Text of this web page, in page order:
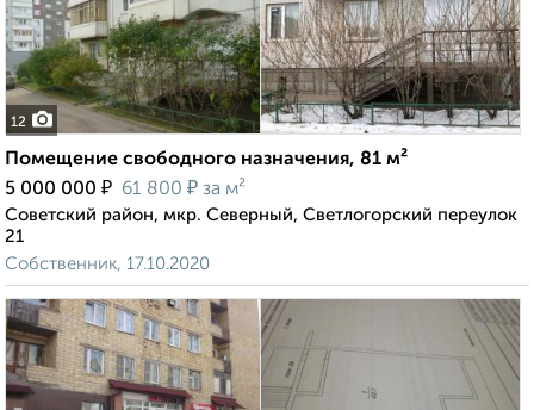
12
Помещение свободного назначения, 81 м²
5 000 000 ₽ 61 800 ₽ за м²
Советский район, мкр. Северный, Светлогорский переулок
21
Собственник, 17.10.2020